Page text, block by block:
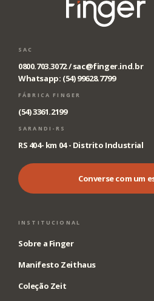
SAC
0800.703.3072 /sac@finger.ind.br
Whatsapp: (54) 99628.7799
FÁBRICA FINGER
(54) 3361.2199
SARANDI-RS
RS 404- km 04 - Distrito Industrial
Converse com um
INSTITUCIONAL
Sobre a Finger
Manifesto Zeithaus
Coleção Zeit